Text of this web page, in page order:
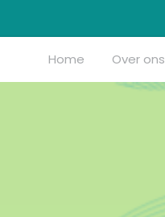
Home Over ons